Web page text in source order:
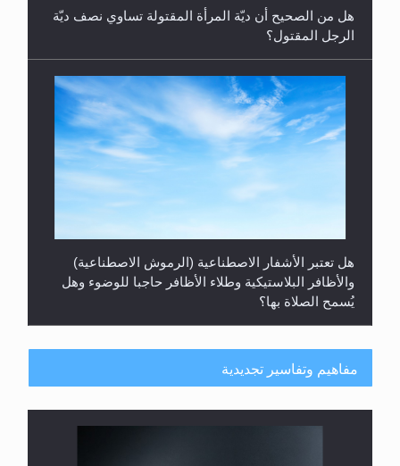
هل من الصحيح أن ديّة المرأة المقتولة تساوي نصف ديّة
الرجل المقتول؟
هل تعتبر الأشفار الاصطناعية (الرموش الاصطناعية)
والأظافر البلاستيكية وطلاء الأظافر حاجبا للوضوء وهل
يُسمح الصلاة بها؟
مفاهيم وتفاسير تجديدية